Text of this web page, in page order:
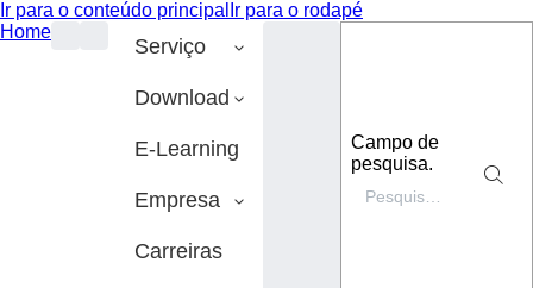
Ir para o conteúdo principal Ir para o rodapé
Home
Serviço
Download
E-Learning
Empresa
Carreiras
Campo de
pesquisa.